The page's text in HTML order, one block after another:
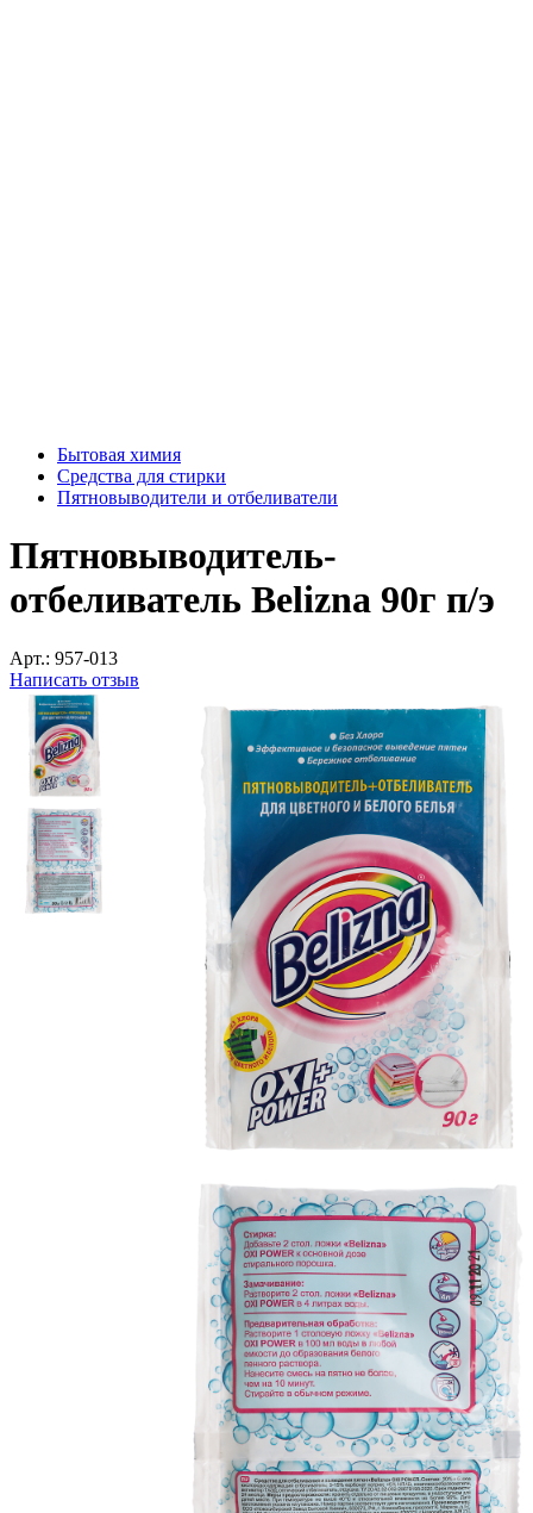
Бытовая химия
Средства для стирки
Пятновыводители и отбеливатели
Пятновыводитель-
отбеливатель Belizna 90г п/э
Арт.: 957-013
Написать отзыв